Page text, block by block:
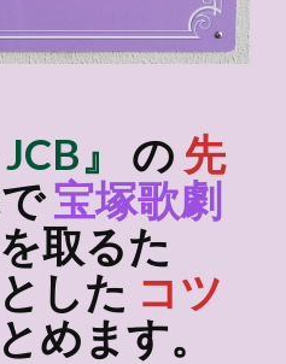
』 の 先
宝塚歌劇
取るた
した コツ
めます。